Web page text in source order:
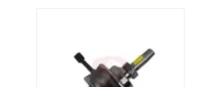
AÑADIR AL CARRITO